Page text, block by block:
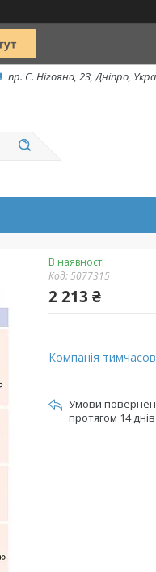
пр. С. Нігояна, 23, Дніпро,
В наявності
Код:5077315
2 213 ₴
Компанія
протягом 14 днів